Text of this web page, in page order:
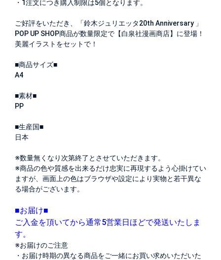
・1注文につき購入制限は5個となります。
ご好評をいただき、「鈴木ジュリエッタ20th Anniversary 」
POP UP SHOP商品が数量限定で【白泉社漫画商店】に登場！
美麗イラストをセットで！
■商品サイズ■
A4
■素材■
PP
■生産国■
日本
※数量無くなり次第終了とさせていただきます。
※商品の色や質感を出来るだけ忠実に再現するよう心掛けてい
ますが、画面上の色はブラウザや設定により実物と若干異な
る場合がございます。
■お届け■
ご入金を頂いてから通常5営業日ほどで発送いたしま
す。
※お届けのご注意
・お届け時期の異なる商品をご一緒にお買い求めいただいた